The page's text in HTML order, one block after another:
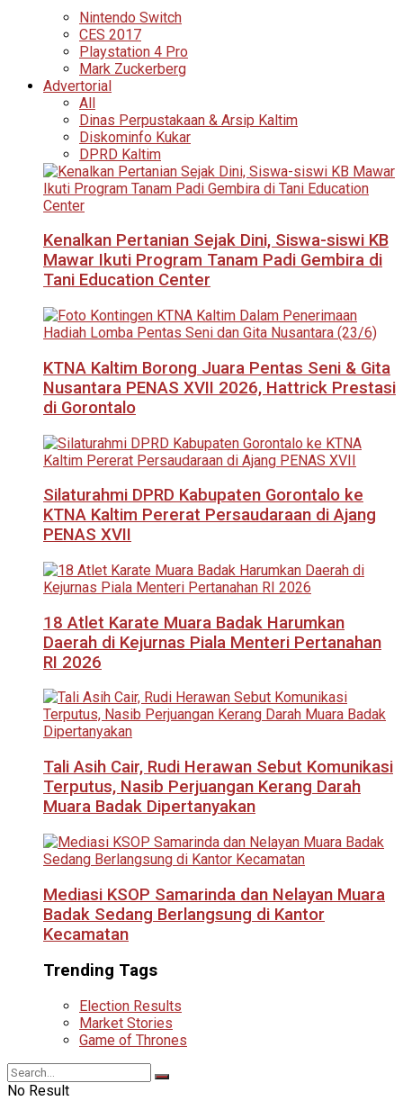
Nintendo Switch
CES 2017
Playstation 4 Pro
Mark Zuckerberg
Advertorial
All
Dinas Perpustakaan & Arsip Kaltim
Diskominfo Kukar
DPRD Kaltim
Kenalkan Pertanian Sejak Dini, Siswa-siswi KB
Mawar Ikuti Program Tanam Padi Gembira di
Tani Education Center
KTNA Kaltim Borong Juara Pentas Seni & Gita
Nusantara PENAS XVII 2026, Hattrick Prestasi
di Gorontalo
Silaturahmi DPRD Kabupaten Gorontalo ke
KTNA Kaltim Pererat Persaudaraan di Ajang
PENAS XVII
18 Atlet Karate Muara Badak Harumkan
Daerah di Kejurnas Piala Menteri Pertanahan
RI 2026
Tali Asih Cair, Rudi Herawan Sebut Komunikasi
Terputus, Nasib Perjuangan Kerang Darah
Muara Badak Dipertanyakan
Mediasi KSOP Samarinda dan Nelayan Muara
Badak Sedang Berlangsung di Kantor
Kecamatan
Trending Tags
Election Results
Market Stories
Game of Thrones
No Result